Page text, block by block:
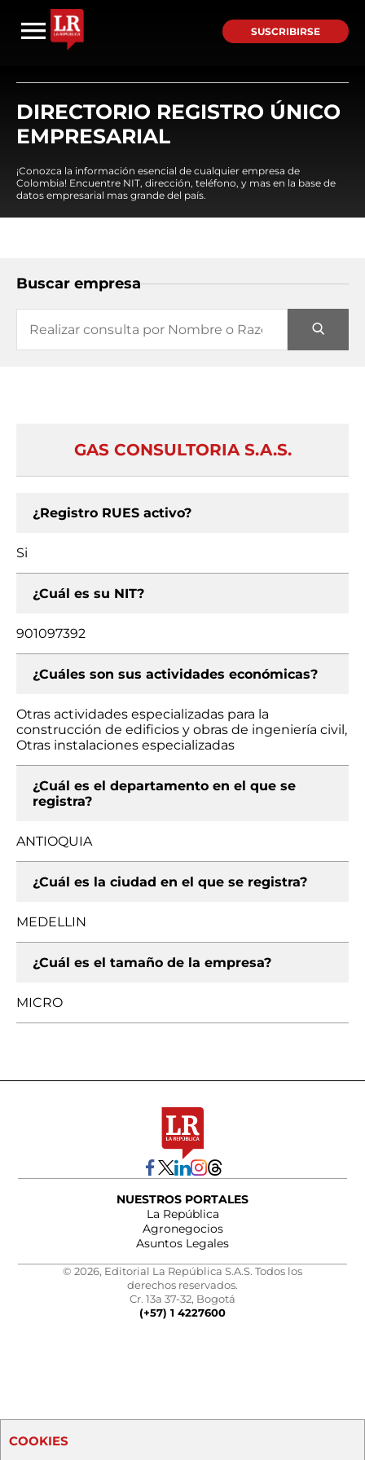
SUSCRIBIRSE
DIRECTORIO REGISTRO ÚNICO
EMPRESARIAL
¡Conozca la información esencial de cualquier empresa de
Colombia! Encuentre NIT, dirección, teléfono, y mas en la base de
datos empresarial mas grande del país.
Buscar empresa
GAS CONSULTORIA S.A.S.
¿Registro RUES activo?
Si
¿Cuál es su NIT?
901097392
¿Cuáles son sus actividades económicas?
Otras actividades especializadas para la
construcción de edificios y obras de ingeniería civil,
Otras instalaciones especializadas
¿Cuál es el departamento en el que se
registra?
ANTIOQUIA
¿Cuál es la ciudad en el que se registra?
MEDELLIN
¿Cuál es el tamaño de la empresa?
MICRO
NUESTROS PORTALES
La República
Agronegocios
Asuntos Legales
© 2026, Editorial La República S.A.S. Todos los
derechos reservados.
Cr. 13a 37-32, Bogotá
(+57) 1 4227600
COOKIES